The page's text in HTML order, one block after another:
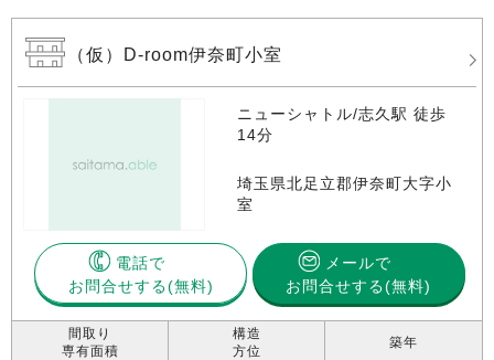
（仮）D-room伊奈町小室
ニューシャトル/志久駅 徒歩
14分
埼玉県北足立郡伊奈町大字小
室
電話で
お問合せする
メールで
お問合せする(無料)
間取り
専有面積
構造
方位
築年